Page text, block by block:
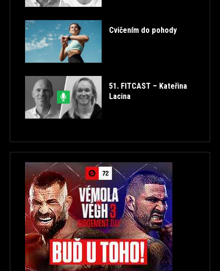
Cvičením do pohody
51. FITCAST – Kateřina
Lacina